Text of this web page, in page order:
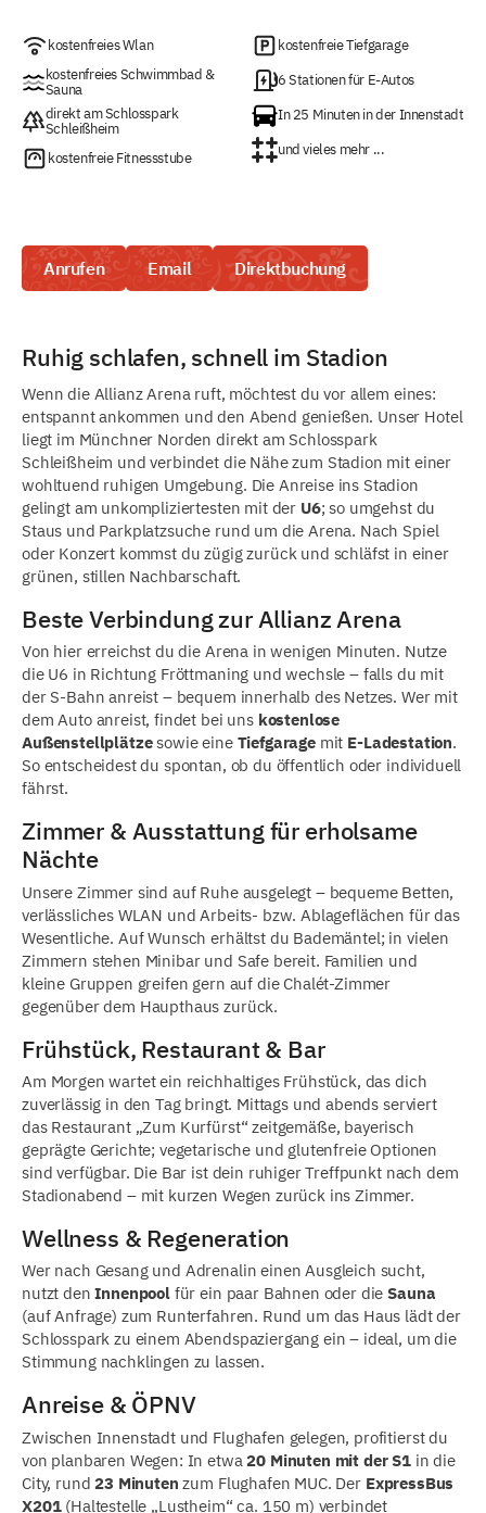
kostenfreies Wlan
kostenfreies Schwimmbad &
Sauna
direkt am Schlosspark
Schleißheim
kostenfreie Fitnessstube
kostenfreie Tiefgarage
6 Stationen für E-Autos
In 25 Minuten in der Innenstadt
und vieles mehr ...
Anrufen Email Direktbuchung
Ruhig schlafen, schnell im Stadion
Wenn die Allianz Arena ruft, möchtest du vor allem eines:
entspannt ankommen und den Abend genießen. Unser Hotel
liegt im Münchner Norden direkt am Schlosspark
Schleißheim und verbindet die Nähe zum Stadion mit einer
wohltuend ruhigen Umgebung. Die Anreise ins Stadion
gelingt am unkompliziertesten mit der U6; so umgehst du
Staus und Parkplatzsuche rund um die Arena. Nach Spiel
oder Konzert kommst du zügig zurück und schläfst in einer
grünen, stillen Nachbarschaft.
Beste Verbindung zur Allianz Arena
Von hier erreichst du die Arena in wenigen Minuten. Nutze
die U6 in Richtung Fröttmaning und wechsle – falls du mit
der S-Bahn anreist – bequem innerhalb des Netzes. Wer mit
dem Auto anreist, findet bei uns kostenlose
Außenstellplätzesowie eine Tiefgaragemit E-Ladestation.
So entscheidest du spontan, ob du öffentlich oder individuell
fährst.
Zimmer & Ausstattung für erholsame
Nächte
Unsere Zimmer sind auf Ruhe ausgelegt – bequeme Betten,
verlässliches WLAN und Arbeits- bzw. Ablageflächen für das
Wesentliche. Auf Wunsch erhältst du Bademäntel; in vielen
Zimmern stehen Minibar und Safe bereit. Familien und
kleine Gruppen greifen gern auf die Chalét-Zimmer
gegenüber dem Haupthaus zurück.
Frühstück, Restaurant & Bar
Am Morgen wartet ein reichhaltiges Frühstück, das dich
zuverlässig in den Tag bringt. Mittags und abends serviert
das Restaurant „Zum Kurfürst“ zeitgemäße, bayerisch
geprägte Gerichte; vegetarische und glutenfreie Optionen
sind verfügbar. Die Bar ist dein ruhiger Treffpunkt nach dem
Stadionabend – mit kurzen Wegen zurück ins Zimmer.
Wellness & Regeneration
Wer nach Gesang und Adrenalin einen Ausgleich sucht,
nutzt denInnenpoolfür ein paar Bahnen oder dieSauna
(auf Anfrage) zum Runterfahren. Rund um das Haus lädt der
Schlosspark zu einem Abendspaziergang ein – ideal, um die
Stimmung nachklingen zu lassen.
Anreise & ÖPNV
Zwischen Innenstadt und Flughafen gelegen, profitierst du
von planbaren Wegen: In etwa20 Minuten mit der S1 in die
City, rund23 Minuten zum Flughafen MUC. Der ExpressBus
X201(Haltestelle „Lustheim“ ca. 150 m) verbindet